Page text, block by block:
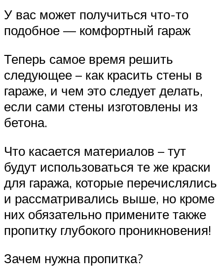
У вас может получиться что-то
подобное — комфортный гараж
Теперь самое время решить
следующее – как красить стены в
гараже, и чем это следует делать,
если сами стены изготовлены из
бетона.
Что касается материалов – тут
будут использоваться те же краски
для гаража, которые перечислялись
и рассматривались выше, но кроме
них обязательно примените также
пропитку глубокого проникновения!
Зачем нужна пропитка?